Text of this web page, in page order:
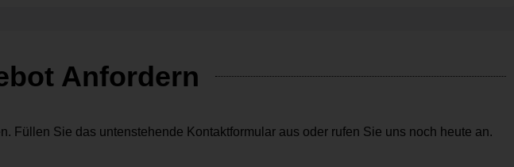
Anfordern
Füllen Sie das untenstehende Kontaktformular aus oder rufen Sie uns noch heute an.